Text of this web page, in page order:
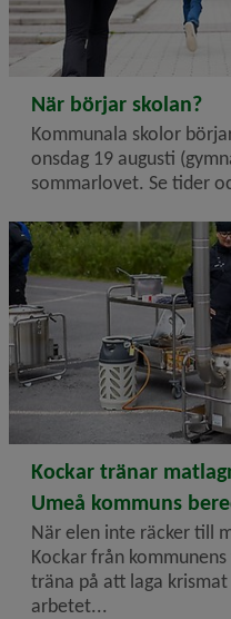
2026-06-17
När börjar skolan?
Kommunala skolor
onsdag 19 augusti
sommarlovet. Se tider
2026-06-16
Kockar tränar
Umeå kommuns
När elen inte räcker till
Kockar från
träna på att laga
arbetet...